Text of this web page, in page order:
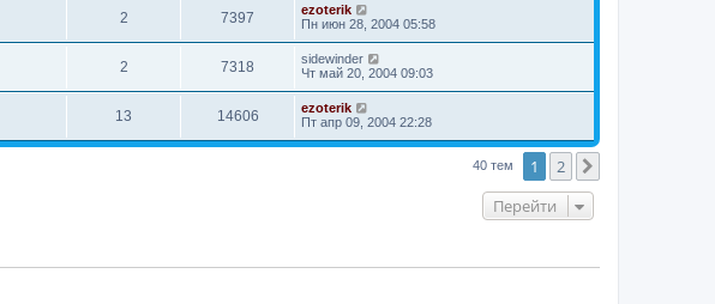
2 7397
ezoterik
Пн июн 28, 2004 05:58
2 7318
sidewinder
Чт май 20, 2004 09:03
13 14606
ezoterik
Пт апр 09, 2004 22:28
40 тем 1 2
Перейти